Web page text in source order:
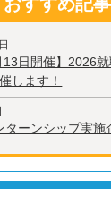
13日開催】2026
します！
ターンシップ実施